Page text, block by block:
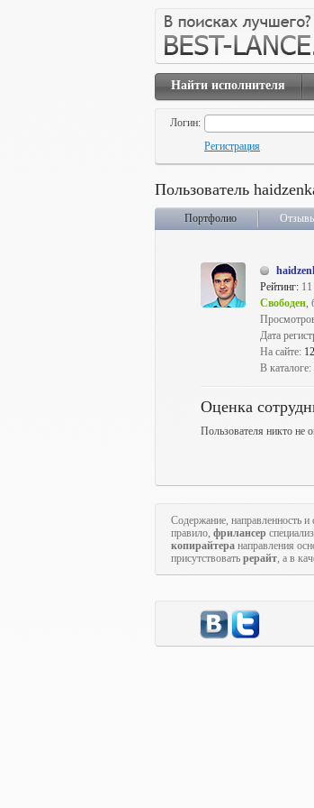
Найти исполнителя
Логин:
Регистрация
Пользователь
Портфолио
Рейтинг: 11
Свободен,
Дата
На сайте:
В каталоге:
Оценка
Пользователя никто не
Содержание, направленность и
правило, фрилансер
копирайтера направления
присутствовать рерайт, а в